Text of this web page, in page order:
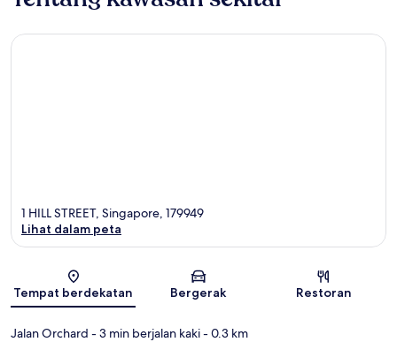
Peta
1 HILL STREET, Singapore, 179949
Lihat dalam peta
Tempat berdekatan Bergerak Restoran
Jalan Orchard - 3 min berjalan kaki- 0.3 km